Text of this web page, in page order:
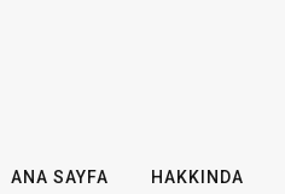
ANA SAYFA HAKKINDA